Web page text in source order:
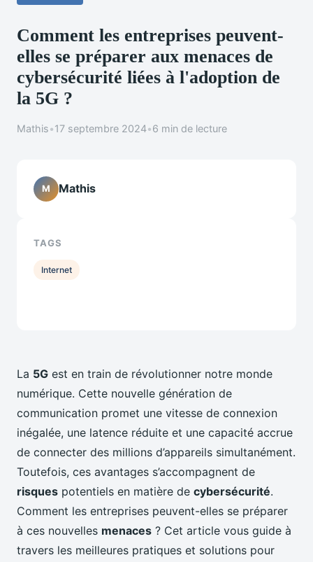
Comment les entreprises peuvent-
elles se préparer aux menaces de
cybersécurité liées à l'adoption de
la 5G ?
Mathis•17 septembre 2024•6 min de lecture
La 5G est en train de révolutionner notre monde
numérique. Cette nouvelle génération de
communication promet une vitesse de connexion
inégalée, une latence réduite et une capacité accrue
de connecter des millions d’appareils simultanément.
Toutefois, ces avantages s’accompagnent de
risques potentiels en matière de cybersécurité.
Comment les entreprises peuvent-elles se préparer
à ces nouvelles menaces ? Cet article vous guide à
travers les meilleures pratiques et solutions pour
M Mathis
TAGS
Internet